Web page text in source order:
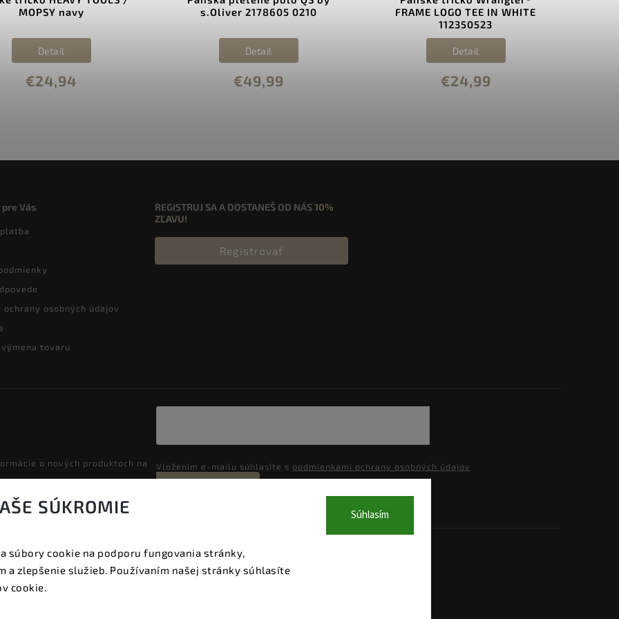
SÚKROMIE
súbory cookie na podporu fungovania stránky,
a zlepšenie služieb. Používaním našej stránky súhlasíte
cookie.
Súhlasím
MOPSY navy
€24,94
Detail
s.Oliver 2178605 0210
€49,99
Detail
FRAME LOGO TEE IN WHITE
112350523
€24,99
Detail
Vás
ochrany osobných údajov
tovaru
REGISTRUJ SA A DOSTANEŠ OD NÁS10%
ZĽAVU!
Registrovať
o nových produktoch na
Vložením e-mailu súhlasíte s podmienkami ochrany osobných údajov
Copyright 2026 Vyzeraj dobre. Všetky práva vyhradené.
Upraviť nastavenie cookies